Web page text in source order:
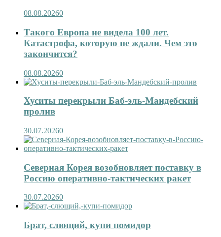
08.08.20260
Такого Европа не видела 100 лет.
Катастрофа, которую не ждали. Чем это
закончится?
08.08.20260
Хуситы перекрыли Баб-эль-Мандебский
пролив
30.07.20260
Северная Корея возобновляет поставку в
Россию оперативно-тактических ракет
30.07.20260
Брат, слющий, купи помидор